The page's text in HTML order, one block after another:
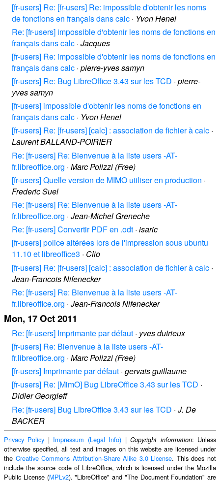
[fr-users] Re: [fr-users] Re: impossible d'obtenir les noms
de fonctions en français dans calc · Yvon Henel
Re: [fr-users] impossible d'obtenir les noms de fonctions en
français dans calc · Jacques
[fr-users] Re: impossible d'obtenir les noms de fonctions en
français dans calc · pierre-yves samyn
[fr-users] Re: Bug LibreOffice 3.43 sur les TCD · pierre-
yves samyn
[fr-users] impossible d'obtenir les noms de fonctions en
français dans calc · Yvon Henel
[fr-users] Re: [fr-users] [calc] : association de fichier à calc ·
Laurent BALLAND-POIRIER
Re: [fr-users] Re: Bienvenue à la liste users -AT-
fr.libreoffice.org · Marc Polizzi (Free)
[fr-users] Quelle version de MIMO utiliser en production ·
Frederic Suel
Re: [fr-users] Re: Bienvenue à la liste users -AT-
fr.libreoffice.org · Jean-Michel Greneche
Re: [fr-users] Convertir PDF en .odt · isaric
[fr-users] police altérées lors de l'impression sous ubuntu
11.10 et libreoffice3 · Clio
[fr-users] Re: [fr-users] [calc] : association de fichier à calc ·
Jean-Francois Nifenecker
Re: [fr-users] Re: Bienvenue à la liste users -AT-
fr.libreoffice.org · Jean-Francois Nifenecker
Mon, 17 Oct 2011
Re: [fr-users] Imprimante par défaut · yves dutrieux
[fr-users] Re: Bienvenue à la liste users -AT-
fr.libreoffice.org · Marc Polizzi (Free)
[fr-users] Imprimante par défaut · gervais guillaume
[fr-users] Re: [MimO] Bug LibreOffice 3.43 sur les TCD ·
Didier Georgieff
Re: [fr-users] Bug LibreOffice 3.43 sur les TCD · J. De
BACKER
Privacy Policy | Impressum (Legal Info) |Copyright information: Unless
otherwise specified, all text and images on this website are licensed under
the Creative Commons Attribution-Share Alike 3.0 License. This does not
include the source code of LibreOffice, which is licensed under the Mozilla
Public License (MPLv2). "LibreOffice" and "The Document Foundation" are